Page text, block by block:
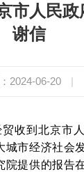
市人民
谢信
2024-06-20 |
收到北京市
城市经济社会
院提供的报告